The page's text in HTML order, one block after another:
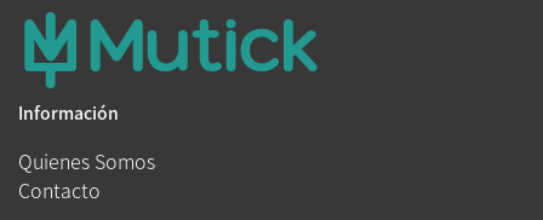
Información
Quienes Somos
Contacto